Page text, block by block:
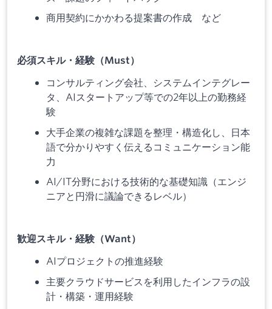
商用契約にかかわる提案書の作成 など
必須スキル・経験（Must）
コンサルティング会社、システムインテグレー
タ、AIスタートアップ等での2年以上の勤務経
験
大手企業の複雑な課題を整理・構造化し、日本
語で分かりやすく伝えるコミュニケーション能
力
AI/IT分野における技術的な基礎知識（エンジ
ニアと円滑に議論できるレベル）
歓迎スキル・経験（Want）
AIプロジェクトの推進経験
主要クラウドサービスを利用したインフラの設
計・構築・運用経験